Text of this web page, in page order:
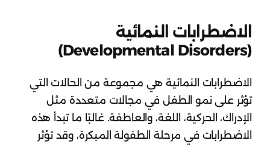
الاضطرابات النمائية
(Developmental Disorders)
الاضطرابات النمائية هي مجموعة من الحالات التي
تؤثر على نمو الطفل في مجالات متعددة مثل
الإدراك، الحركية، اللغة، والعاطفة. غالبًا ما تبدأ هذه
الاضطرابات في مرحلة الطفولة المبكرة، وقد تؤثر